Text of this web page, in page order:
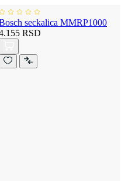
seckalica MMRP1000
RSD